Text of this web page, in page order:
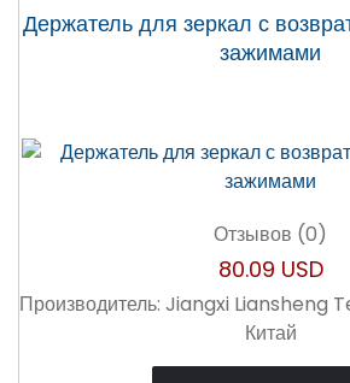
Держатель для зеркал с
зажимами
Отзывов (0)
80.09 USD
Производитель: Jiangxi Liansheng
Китай